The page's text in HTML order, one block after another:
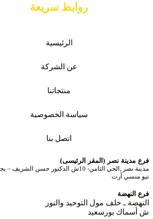
روابط سريعة
الرئيسية
عن الشركة
منتجاتنا
سياسة الخصوصية
اتصل بنا
فرع مدينة نصر (المقر الرئيسى)
مدينة نصر ,الحي الثامن- 10ش الدكتور حسن
نيو منسي آرت
فرع النهضة
النهضة ـ خلف مول التوحيد والنور
ش أسماك بورسعيد